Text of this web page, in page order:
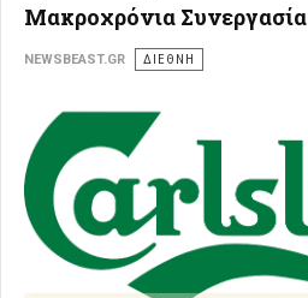
Μακροχρόνια Συνεργασία
NEWSBEAST.GR ΔΙΕΘΝΗ